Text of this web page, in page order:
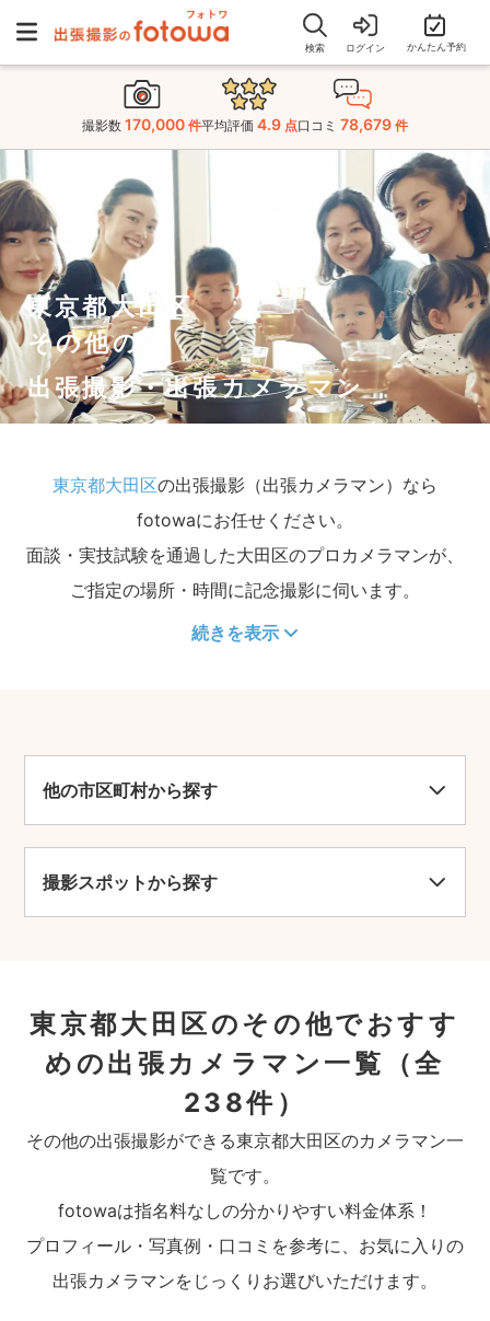
検索 ログイン かんたん予約
撮影数 170,000 件平均評価 4.9 点口コミ 78,679 件
東京都大田区
その他の
出張撮影・出張カメラマン
東京都大田区の出張撮影（出張カメラマン）なら
fotowaにお任せください。
面談・実技試験を通過した大田区のプロカメラマンが、
ご指定の場所・時間に記念撮影に伺います。
続きを表示
他の市区町村から探す
撮影スポットから探す
東京都大田区のその他でおすす
めの出張カメラマン一覧
（全
238件）
その他の出張撮影ができる東京都大田区のカメラマン一
覧です。
fotowaは指名料なしの分かりやすい料金体系！
プロフィール・写真例・口コミを参考に、お気に入りの
出張カメラマンをじっくりお選びいただけます。